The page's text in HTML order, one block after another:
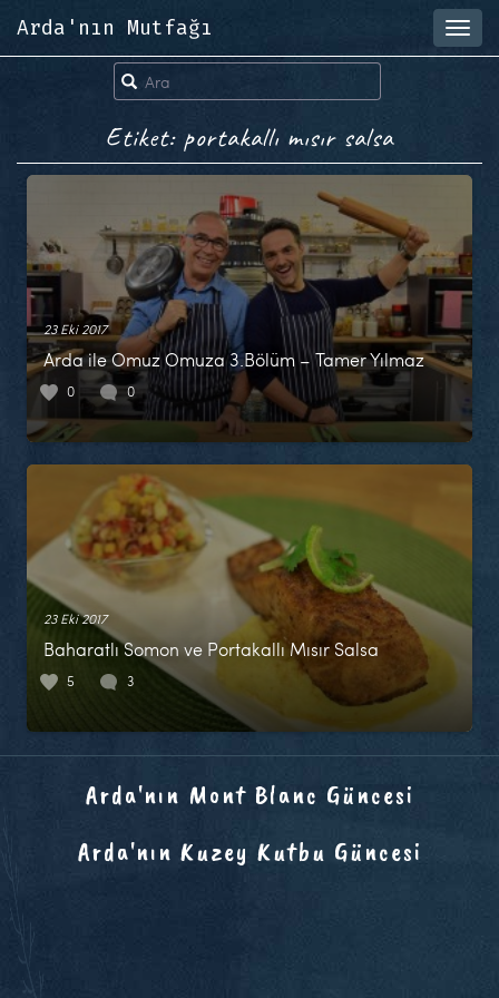
Arda'nın Mutfağı
Etiket: portakallı mısır salsa
23 Eki 2017
Arda ile Omuz Omuza 3.Bölüm – Tamer Yılmaz
0 0
23 Eki 2017
Baharatlı Somon ve Portakallı Mısır Salsa
5 3
Arda'nın Mont Blanc Güncesi
Arda'nın Kuzey Kutbu Güncesi